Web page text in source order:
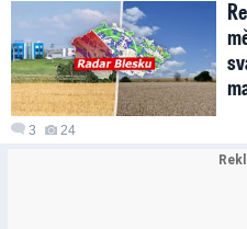
3 24